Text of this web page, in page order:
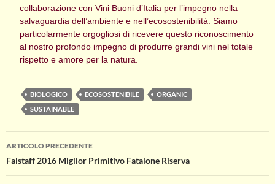
collaborazione con Vini Buoni d’Italia per l’impegno nella
salvaguardia dell’ambiente e nell’ecosostenibilità. Siamo
particolarmente orgogliosi di ricevere questo riconoscimento
al nostro profondo impegno di produrre grandi vini nel totale
rispetto e amore per la natura.
BIOLOGICO ECOSOSTENIBILE
ORGANIC
SUSTAINABLE
Navigazione
articolo
ARTICOLO PRECEDENTE
Falstaff 2016 Miglior Primitivo Fatalone Riserva